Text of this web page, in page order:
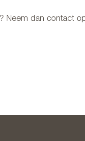
Neem dan contact